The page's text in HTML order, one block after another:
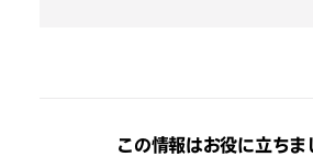
この情報はお役に立ちま